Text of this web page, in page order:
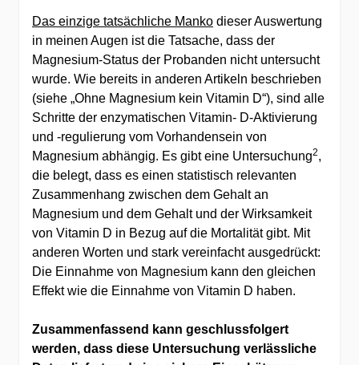
Das einzige tatsächliche Manko dieser Auswertung
in meinen Augen ist die Tatsache, dass der
Magnesium-Status der Probanden nicht untersucht
wurde. Wie bereits in anderen Artikeln beschrieben
(siehe „Ohne Magnesium kein Vitamin D“), sind alle
Schritte der enzymatischen Vitamin- D-Aktivierung
und -regulierung vom Vorhandensein von
Magnesium abhängig. Es gibt eine Untersuchung2,
die belegt, dass es einen statistisch relevanten
Zusammenhang zwischen dem Gehalt an
Magnesium und dem Gehalt und der Wirksamkeit
von Vitamin D in Bezug auf die Mortalität gibt. Mit
anderen Worten und stark vereinfacht ausgedrückt:
Die Einnahme von Magnesium kann den gleichen
Effekt wie die Einnahme von Vitamin D haben.
Zusammenfassend kann geschlussfolgert
werden, dass diese Untersuchung verlässliche